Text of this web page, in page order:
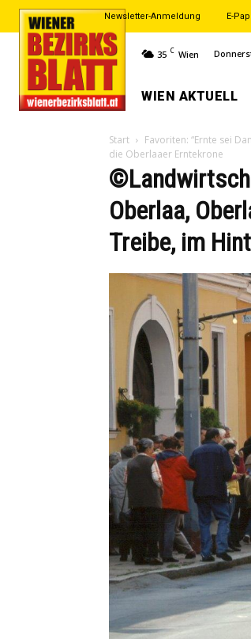
Newsletter-Anmeldung E-
35 C Wien
WIEN AKTUELL
Start Favoriten: “Ernte sei
die Oberlaaer Erntekrone
Oberlaa,
Treibe, im